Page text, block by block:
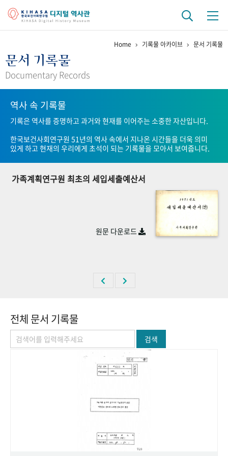
걸어온 길 기관 변천사
연구 역사
정책과 연구 키워드로 보는 연구 역사
연구자들
기록물 아카이브
사진 아카이브 문서 기록물 행정박물
숫자로 보는 50년 50+1주년 광장
Home 기록물 아카이브 문서 기록물
문서 기록물
Documentary Records
역사 속 기록물
기록은 역사를 증명하고 과거와 현재를 이어주는 소중한 자산입니다.
한국보건사회연구원 51년의 역사 속에서 지나온 시간들을 더욱 의미
있게 하고 현재의 우리에게 초석이 되는 기록물을 모아서 보여줍니다.
가족계획연구원 최초의 세입세출예산서
원문 다운로드
전체 문서 기록물
검색